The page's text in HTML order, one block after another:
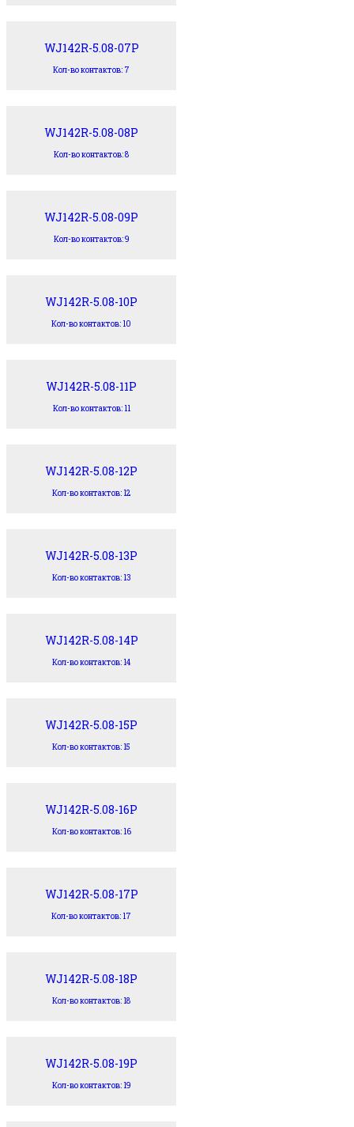
WJ142R-5.08-07P
Кол-во контактов: 7
WJ142R-5.08-08P
Кол-во контактов: 8
WJ142R-5.08-09P
Кол-во контактов: 9
WJ142R-5.08-10P
Кол-во контактов: 10
WJ142R-5.08-11P
Кол-во контактов: 11
WJ142R-5.08-12P
Кол-во контактов: 12
WJ142R-5.08-13P
Кол-во контактов: 13
WJ142R-5.08-14P
Кол-во контактов: 14
WJ142R-5.08-15P
Кол-во контактов: 15
WJ142R-5.08-16P
Кол-во контактов: 16
WJ142R-5.08-17P
Кол-во контактов: 17
WJ142R-5.08-18P
Кол-во контактов: 18
WJ142R-5.08-19P
Кол-во контактов: 19